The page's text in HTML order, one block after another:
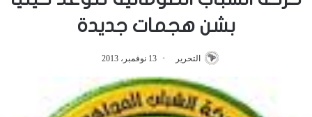
بشن هجمات جديدة
التحرير 13 نوفمبر، 2013